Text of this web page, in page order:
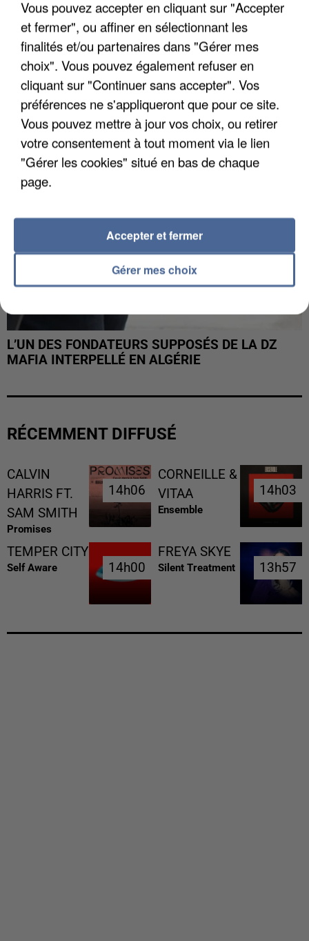
APRÈS TOUTES CES CANICULES, LES REFUGES
DE FAUNE SAUVAGE SONT...
L’UN DES FONDATEURS SUPPOSÉS DE LA DZ
MAFIA INTERPELLÉ EN ALGÉRIE
RÉCEMMENT DIFFUSÉ
CALVIN
HARRIS FT.
SAM SMITH
Promises
14h06
14h06
CORNEILLE &
VITAA
Ensemble
14h03
14h03
TEMPER CITY
Self Aware 14h00
14h00
FREYA SKYE
Silent Treatment 13h57
13h57
Vous pouvez accepter en cliquant sur "Accepter
et fermer", ou affiner en sélectionnant les
finalités et/ou partenaires dans "Gérer mes
choix". Vous pouvez également refuser en
cliquant sur "Continuer sans accepter". Vos
préférences ne s'appliqueront que pour ce site.
Vous pouvez mettre à jour vos choix, ou retirer
votre consentement à tout moment via le lien
"Gérer les cookies" situé en bas de chaque
page.
Gérer mes choix
Accepter et fermer